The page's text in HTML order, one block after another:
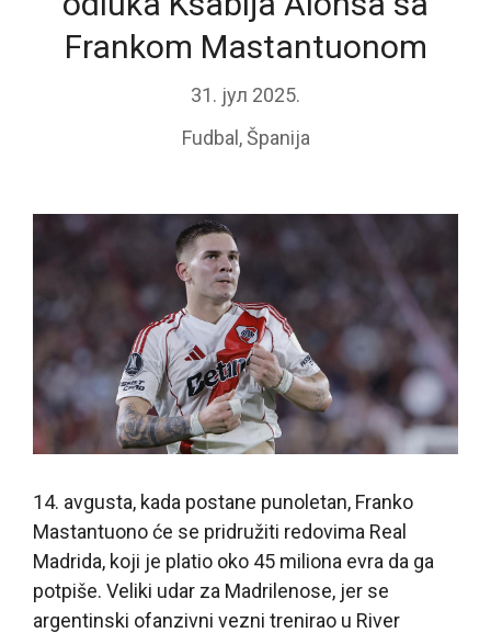
Frankom Mastantuonom
31. јул 2025.
Fudbal ,Španija
14. avgusta, kada postane punoletan, Franko
Mastantuono će se pridružiti redovima Real
Madrida, koji je platio oko 45 miliona evra da ga
potpiše. Veliki udar za Madrilenose, jer se
argentinski ofanzivni vezni trenirao u River